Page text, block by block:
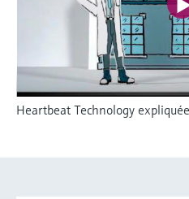
Heartbeat Technology